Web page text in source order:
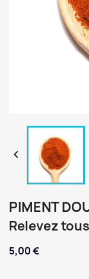

PIMENT
Relevez
5,00 €